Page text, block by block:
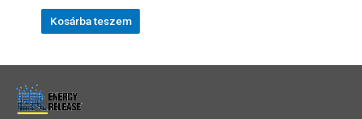
Kosárba teszem